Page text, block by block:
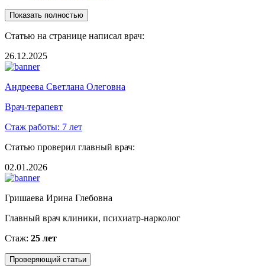
Показать полностью
Статью на странице написал врач:
26.12.2025
Андреева Светлана Олеговна
Врач-терапевт
Стаж работы: 7 лет
Статью проверил главный врач:
02.01.2026
Гришаева Ирина Глебовна
Главный врач клиники, психиатр-нарколог
Стаж: 25 лет
Проверяющий статьи